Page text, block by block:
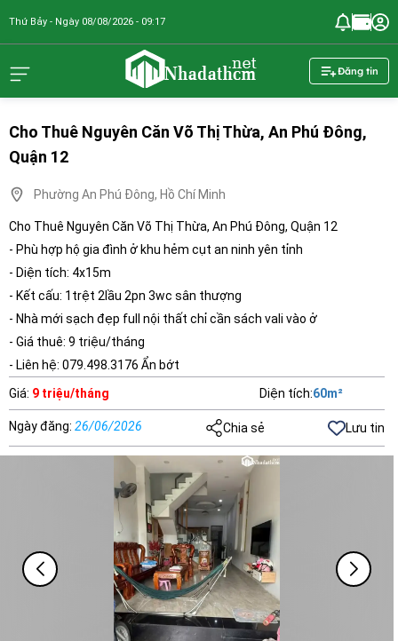
Thứ Bảy - Ngày 08/08/2026 - 09:17
Đăng tin
Cho Thuê Nguyên Căn Võ Thị Thừa, An Phú Đông,
Quận 12
Phường An Phú Đông, Hồ Chí Minh
Cho Thuê Nguyên Căn Võ Thị Thừa, An Phú Đông, Quận 12
- Phù hợp hộ gia đình ở khu hẻm cụt an ninh yên tỉnh
- Diện tích: 4x15m
- Kết cấu: 1trệt 2lầu 2pn 3wc sân thượng
- Nhà mới sạch đẹp full nội thất chỉ cần sách vali vào ở
- Giá thuê: 9 triệu/tháng
- Liên hệ: 079.498.3176 Ẩn bớt
Giá: 9 triệu/tháng Diện tích:60m²
Ngày đăng: 26/06/2026 Chia sẻ Lưu tin